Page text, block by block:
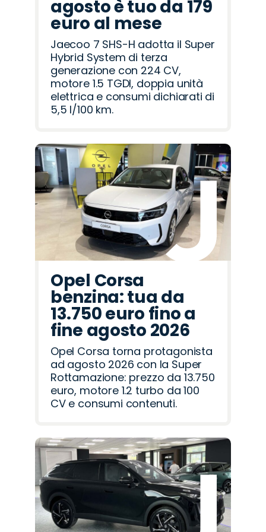
agosto è tuo da 179
euro al mese
Jaecoo 7 SHS-H adotta il Super
Hybrid System di terza
generazione con 224 CV,
motore 1.5 TGDI, doppia unità
elettrica e consumi dichiarati di
5,5 l/100 km.
Opel Corsa
benzina: tua da
13.750 euro fino a
fine agosto 2026
Opel Corsa torna protagonista
ad agosto 2026 con la Super
Rottamazione: prezzo da 13.750
euro, motore 1.2 turbo da 100
CV e consumi contenuti.